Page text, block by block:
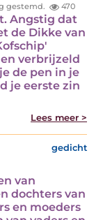
gestemd. 470
Angstig dat
de Dikke van
verbrijzeld
de pen in je
je eerste zin
Lees meer >
gedicht
van
dochters van
en moeders